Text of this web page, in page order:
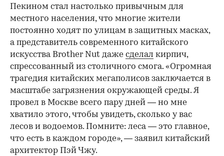
Пекином стал настолько привычным для
местного населения, что многие жители
постоянно ходят по улицам в защитных масках,
а представитель современного китайского
искусства Brother Nut даже сделал кирпич,
спрессованный из столичного смога. «Огромная
трагедия китайских мегаполисов заключается в
масштабе загрязнения окружающей среды. Я
провел в Москве всего пару дней — но мне
хватило этого, чтобы увидеть, сколько у вас
лесов и водоемов. Помните: леса — это главное,
что есть в каждом городе», — заявил китайский
архитектор Пэй Чжу.